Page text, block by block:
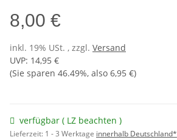
8,00 €
inkl. 19% USt. , zzgl. Versand
UVP: 14,95 €
(Sie sparen 46.49%, also 6,95 €)
verfügbar ( LZ beachten )
Lieferzeit: 1 - 3 Werktage innerhalb Deutschland*